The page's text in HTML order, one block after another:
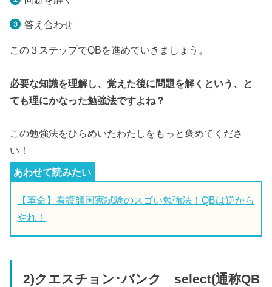
答え合わせ
この３ステップでQBを進めていきましょう。
必要な知識を理解し、覚えた後に問題を解くという、と
ても理にかなった勉強法ですよね？
この勉強法をひらめいたわたしをもっと褒めてくださ
い！
【革命】看護師国家試験のスゴい勉強法！QBは逆から
やれ！
2)クエスチョン･バンク select(通称QB